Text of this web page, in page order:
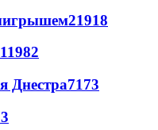
21918
11982
Днестра7173